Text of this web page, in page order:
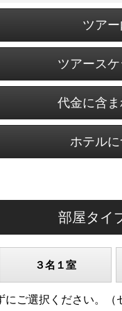
ツア
ツアース
代金に含
ホテル
部屋タイ
３名１室
ご選択ください。（